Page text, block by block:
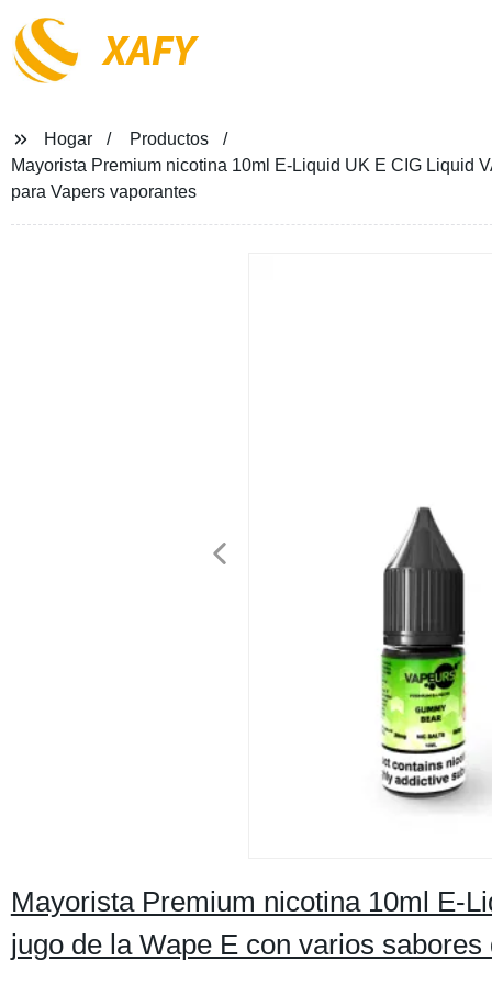
XAFY
Hogar
Productos
Mayorista Premium nicotina 10ml E-Liquid UK E CIG Liquid
para Vapers vaporantes
Mayorista Premium nicotina 10ml E-
jugo de la Wape E con varios